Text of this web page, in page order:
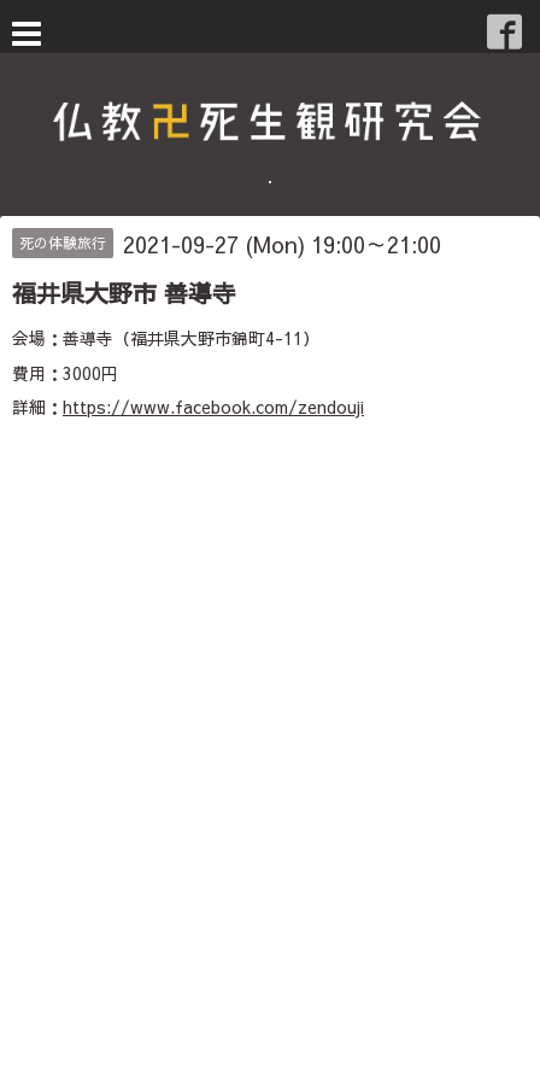
・
死の体験旅行 2021-09-27 (Mon) 19:00～21:00
福井県大野市 善導寺
会場：善導寺（福井県大野市錦町4-11）
費用：3000円
詳細： https://www.facebook.com/zendouji